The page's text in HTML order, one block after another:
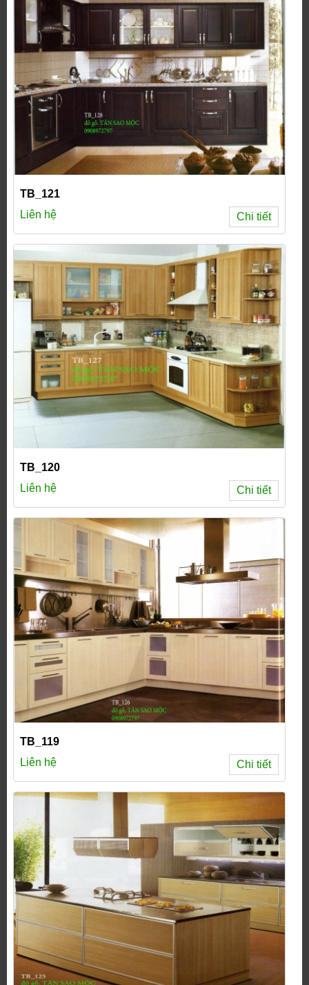
TB_121
Liên hệ
Chi tiết
TB_120
Liên hệ
Chi tiết
TB_119
Liên hệ
Chi tiết